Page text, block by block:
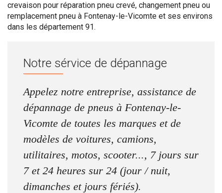
crevaison pour réparation pneu crevé, changement pneu ou
remplacement pneu à Fontenay-le-Vicomte et ses environs
dans les département 91.
Notre sérvice de dépannage
Appelez notre entreprise, assistance de
dépannage de pneus à Fontenay-le-
Vicomte de toutes les marques et de
modèles de voitures, camions,
utilitaires, motos, scooter..., 7 jours sur
7 et 24 heures sur 24 (jour / nuit,
dimanches et jours fériés).